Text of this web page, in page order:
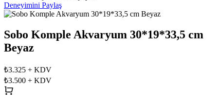
Deneyimini Paylaş
Sobo Komple Akvaryum 30*19*33,5 cm
Beyaz
₺3.325 + KDV
₺3.500 + KDV